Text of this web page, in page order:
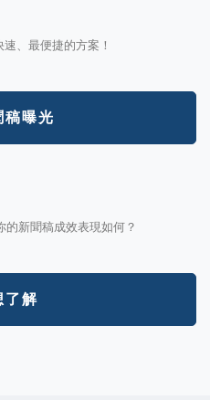
、最便捷的方案！
稿曝光
新聞稿成效表現如何？
了解